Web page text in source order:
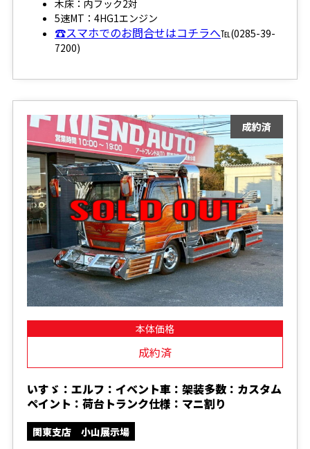
木床：内フック2対
5速MT：4HG1エンジン
☎スマホでのお問合せはコチラへ℡(0285-39-
7200)
本体価格
成約済
いすゞ：エルフ：イベント車：架装多数：カスタム
ペイント：荷台トランク仕様：マニ割り
関東支店 小山展示場